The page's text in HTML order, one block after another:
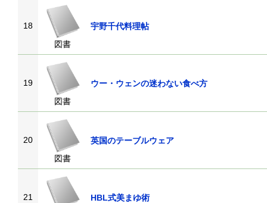
18
図書
宇野千代料理帖
19
図書
ウー・ウェンの迷わない食べ方
20
図書
英国のテーブルウェア
21
HBL式美まゆ術